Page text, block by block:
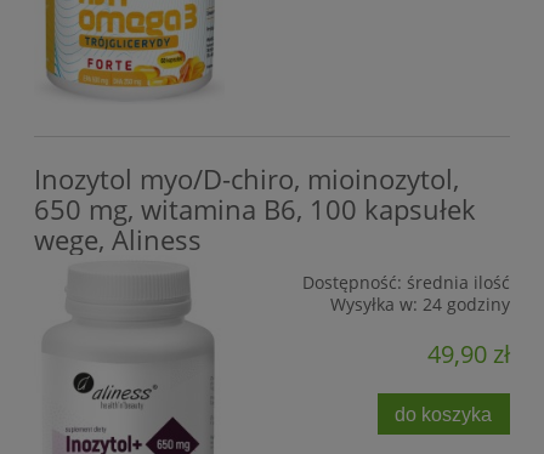
Inozytol myo/D-chiro, mioinozytol,
650 mg, witamina B6, 100 kapsułek
wege, Aliness
Dostępność: średnia ilość
Wysyłka w: 24 godziny
49,90 zł
do koszyka